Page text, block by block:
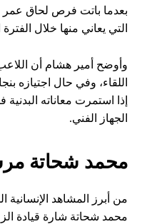
بعدما باتت فرص لحاق عمر
التي يعاني منها خلال الفترة
وأوضح أمير هشام أن
اللقاء، وفي حال اجتيازه
إذا استمرت معاناته
الجهاز الفني.
محمد شحاتة
من أبرز المشاهد الإنسانية
محمد شحاتة شارة قيادة